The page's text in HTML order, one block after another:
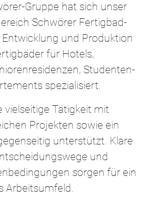
Gruppe hat sich unser
Schwörer Fertigbad-
und Produktion
für Hotels,
Studenten-
spezialisiert.
vielseitige Tätigkeit mit
Projekten sowie ein
unterstützt. Klare
und
sorgen für ein
Arbeitsumfeld.